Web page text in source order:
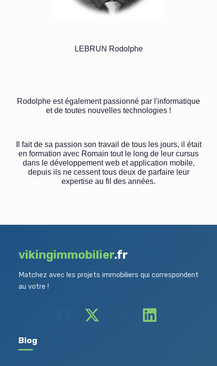
LEBRUN Rodolphe
Rodolphe est également passionné par l'informatique
et de toutes nouvelles technologies !
Il fait de sa passion son travail de tous les jours, il était
en formation avec Romain tout le long de leur cursus
dans le développement web et application mobile,
depuis ils ne cessent tous deux de parfaire leur
expertise au fil des années.
vikingimmobilier.fr
Matchez avec les projets immobiliers qui correspondent
au votre !
Blog